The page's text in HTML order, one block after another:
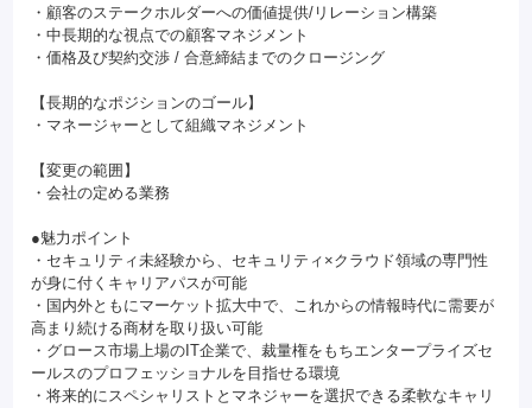
・顧客のステークホルダーへの価値提供/リレーション構築
・中長期的な視点での顧客マネジメント
・価格及び契約交渉 / 合意締結までのクロージング
【長期的なポジションのゴール】
・マネージャーとして組織マネジメント
【変更の範囲】
・会社の定める業務
●魅力ポイント
・セキュリティ未経験から、セキュリティ×クラウド領域の専門性
が身に付くキャリアパスが可能
・国内外ともにマーケット拡大中で、これからの情報時代に需要が
高まり続ける商材を取り扱い可能
・グロース市場上場のIT企業で、裁量権をもちエンタープライズセ
ールスのプロフェッショナルを目指せる環境
・将来的にスペシャリストとマネジャーを選択できる柔軟なキャリ